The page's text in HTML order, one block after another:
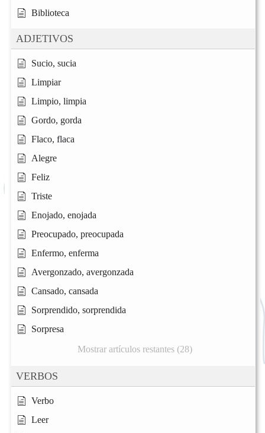
Biblioteca
ADJETIVOS
Sucio, sucia
Limpiar
Limpio, limpia
Gordo, gorda
Flaco, flaca
Alegre
Feliz
Triste
Enojado, enojada
Preocupado, preocupada
Enfermo, enferma
Avergonzado, avergonzada
Cansado, cansada
Sorprendido, sorprendida
Sorpresa
Mostrar artículos restantes (28)
VERBOS
Verbo
Leer